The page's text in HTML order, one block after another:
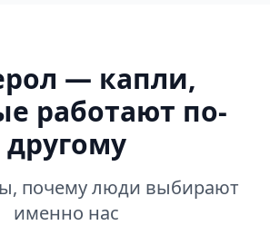
— капли,
работают по-
другому
почему люди выбирают
именно нас